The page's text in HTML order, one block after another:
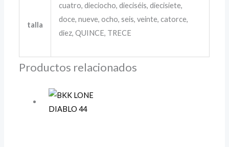
talla
cuatro, dieciocho, dieciséis, diecisiete,
doce, nueve, ocho, seis, veinte, catorce,
diez, QUINCE, TRECE
Productos relacionados